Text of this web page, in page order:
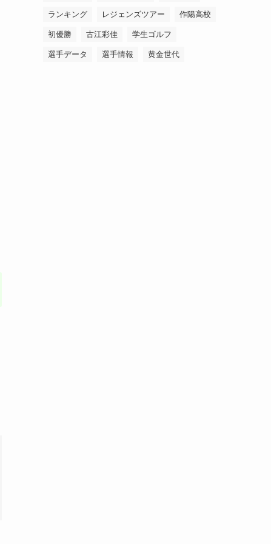
ランキング レジェンズツアー 作陽高校
初優勝 古江彩佳 学生ゴルフ
選手データ 選手情報 黄金世代